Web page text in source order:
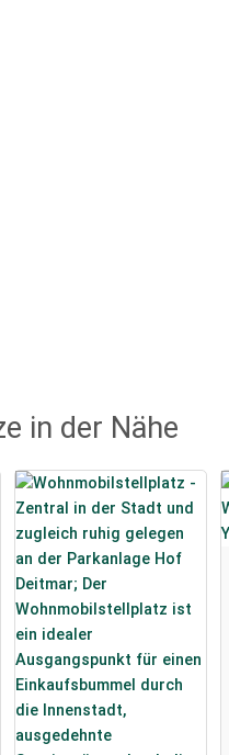
in der Nähe